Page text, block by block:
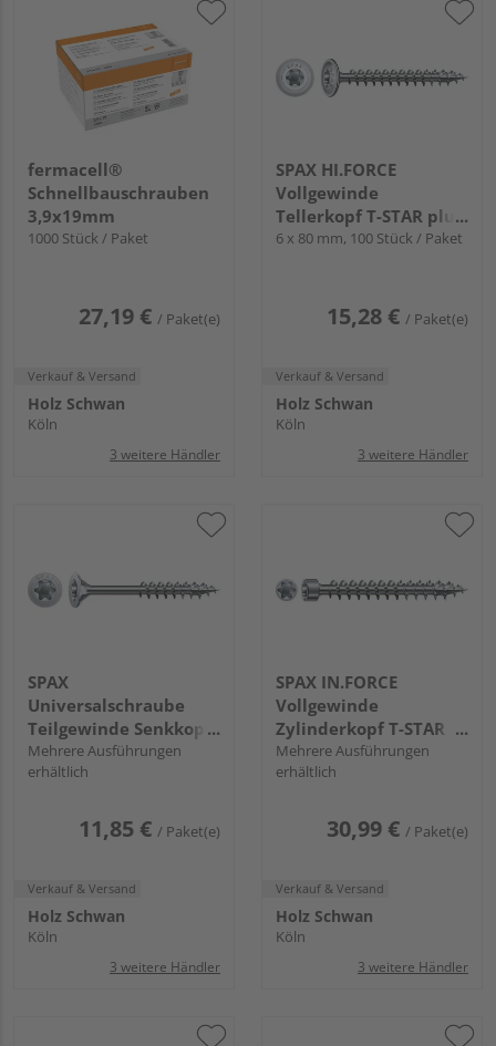
fermacell®
Schnellbauschrauben
3,9x19mm
1000 Stück / Paket
27,19 € / Paket(e)
Verkauf & Versand
Holz Schwan
Köln
3 weitere Händler
SPAX HI.FORCE
Vollgewinde
Tellerkopf T-STAR plus
T30 4CUT WIROX FH
6 x 80 mm, 100 Stück / Paket
15,28 € / Paket(e)
Verkauf & Versand
Holz Schwan
Köln
3 weitere Händler
SPAX
Universalschraube
Teilgewinde Senkkopf
T-STAR plus T20 4CUT
WIROX FH
Mehrere Ausführungen
erhältlich
11,85 € / Paket(e)
Verkauf & Versand
Holz Schwan
Köln
3 weitere Händler
SPAX IN.FORCE
Vollgewinde
Zylinderkopf T-STAR
plus T30 4CUT WIROX
FH
Mehrere Ausführungen
erhältlich
30,99 € / Paket(e)
Verkauf & Versand
Holz Schwan
Köln
3 weitere Händler